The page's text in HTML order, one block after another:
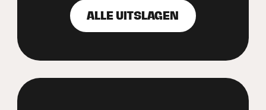
ALLE UITSLAGEN